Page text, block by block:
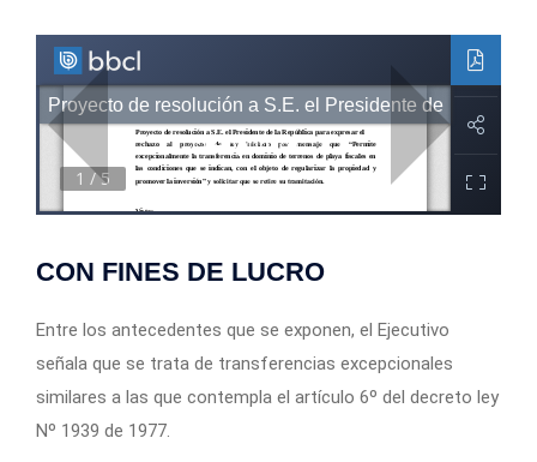
CON FINES DE LUCRO
Entre los antecedentes que se exponen, el Ejecutivo
señala que se trata de transferencias excepcionales
similares a las que contempla el artículo 6º del decreto ley
Nº 1939 de 1977.